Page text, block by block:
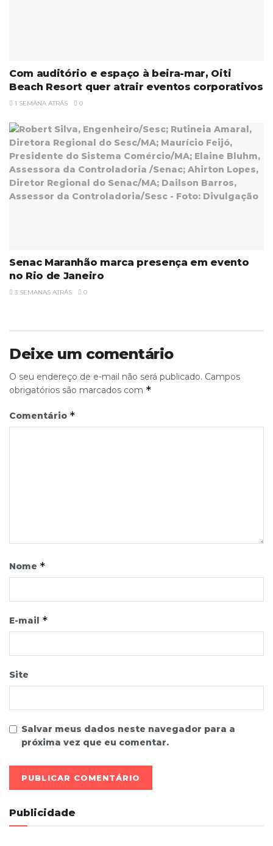
Com auditório e espaço à beira-mar, Oiti
Beach Resort quer atrair eventos corporativos
1 SEMANA ATRÁS 0
Senac Maranhão marca presença em evento
no Rio de Janeiro
3 SEMANAS ATRÁS 0
Deixe um comentário
O seu endereço de e-mail não será publicado. Campos
obrigatórios são marcados com *
Comentário *
Nome *
E-mail *
Site
Salvar meus dados neste navegador para a
próxima vez que eu comentar.
Publicidade